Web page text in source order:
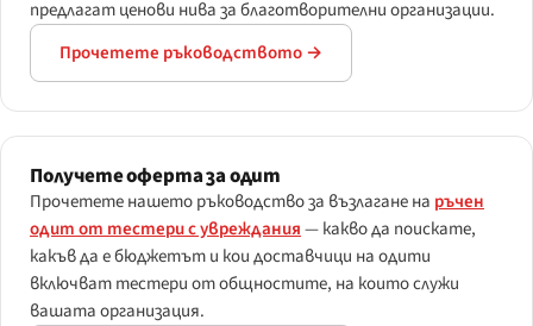
предлагат ценови нива за благотворителни организации.
Прочетете ръководството →
Получете оферта за одит
Прочетете нашето ръководство за възлагане на ръчен
одит от тестери с увреждания— какво да поискате,
какъв да е бюджетът и кои доставчици на одити
включват тестери от общностите, на които служи
вашата организация.